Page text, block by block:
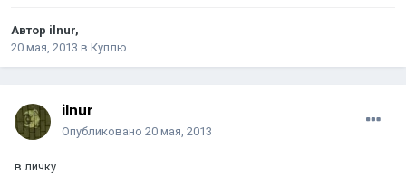
Автор ilnur,
20 мая, 2013 в Куплю
ilnur
Опубликовано 20 мая, 2013
в личку